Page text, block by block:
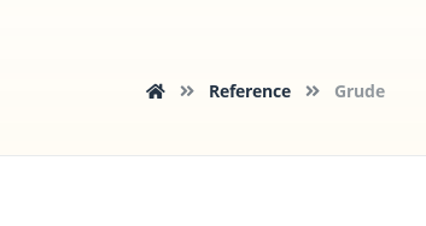
Reference Grude